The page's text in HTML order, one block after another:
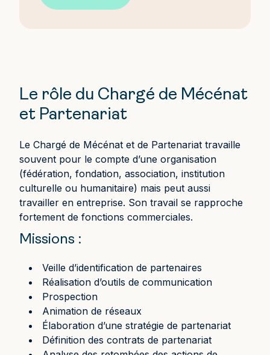
Le rôle du Chargé de Mécénat
et Partenariat
Le Chargé de Mécénat et de Partenariat travaille
souvent pour le compte d’une organisation
(fédération, fondation, association, institution
culturelle ou humanitaire) mais peut aussi
travailler en entreprise. Son travail se rapproche
fortement de fonctions commerciales.
Missions :
Veille d’identification de partenaires
Réalisation d’outils de communication
Prospection
Animation de réseaux
Élaboration d’une stratégie de partenariat
Définition des contrats de partenariat